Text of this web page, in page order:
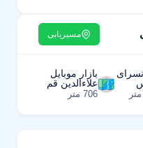
مسیریابی
بازار موبایل
علاءالدین قم
706 متر